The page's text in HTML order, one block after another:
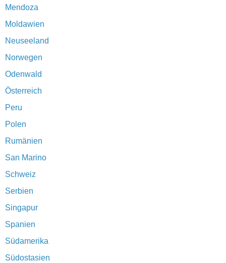
Mendoza
Moldawien
Neuseeland
Norwegen
Odenwald
Österreich
Peru
Polen
Rumänien
San Marino
Schweiz
Serbien
Singapur
Spanien
Südamerika
Südostasien